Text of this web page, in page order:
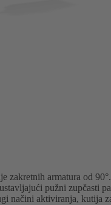
zakretnih armatura od 90°.
pužni zupčasti
načini aktiviranja, kutija